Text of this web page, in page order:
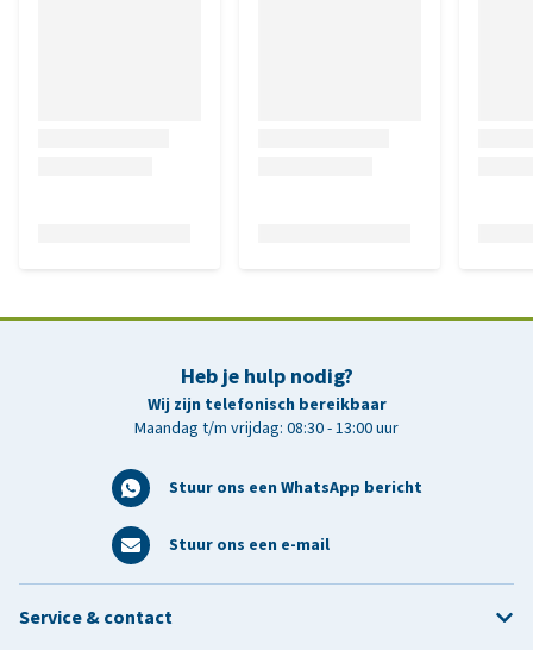
Heb je hulp nodig?
Wij zijn telefonisch bereikbaar
Maandag t/m vrijdag: 08:30 - 13:00 uur
Stuur ons een WhatsApp bericht
Stuur ons een e-mail
Service & contact